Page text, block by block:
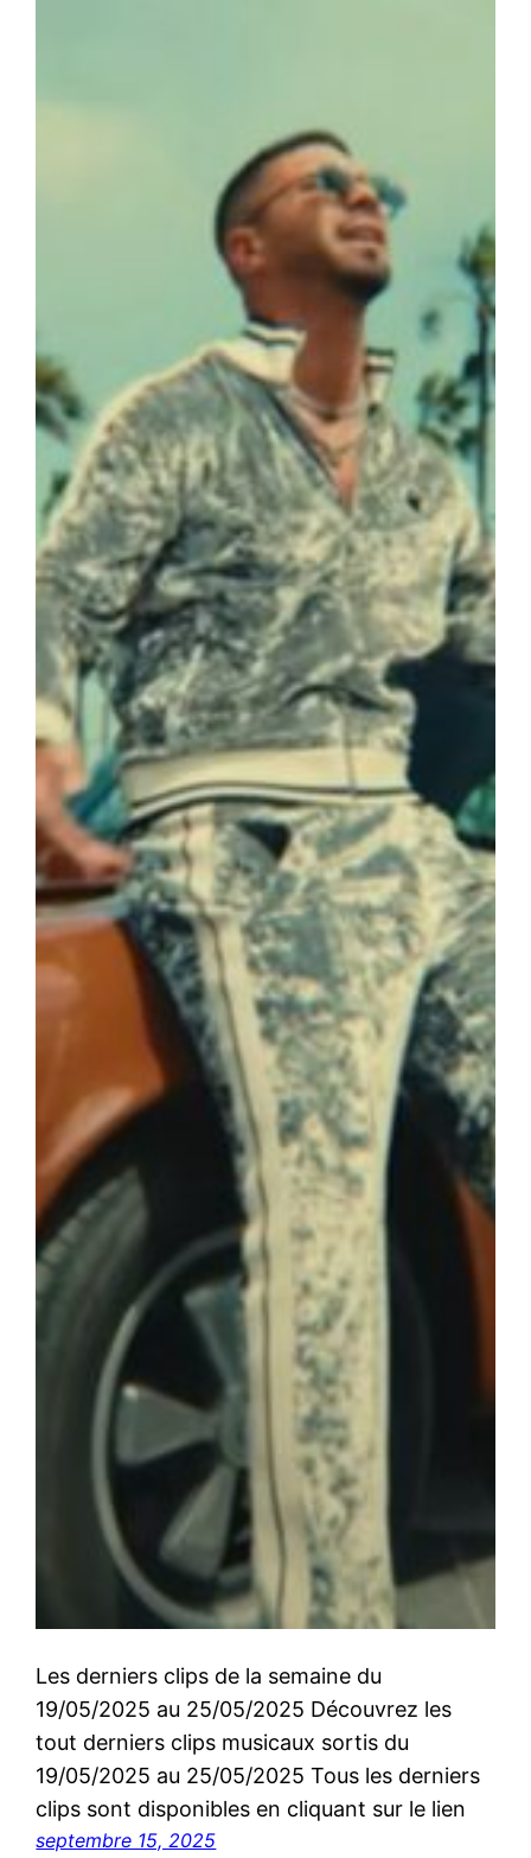
Les derniers clips de la semaine du
19/05/2025 au 25/05/2025 Découvrez les
tout derniers clips musicaux sortis du
19/05/2025 au 25/05/2025 Tous les derniers
clips sont disponibles en cliquant sur le lien
septembre 15, 2025